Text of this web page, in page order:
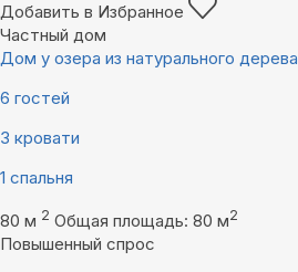
Добавить в Избранное
Частный дом
Дом у озера из натурального дерева
6 гостей
3 кровати
1 спальня
80 м 2 Общая площадь: 80 м2
Повышенный спрос